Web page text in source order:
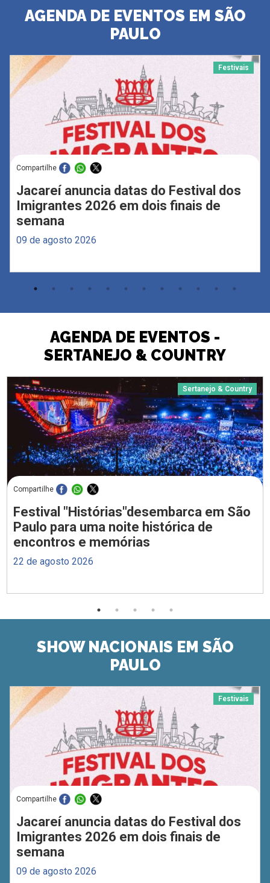
AGENDA DE EVENTOS EM SÃO
PAULO
Festivais
Compartilhe
Jacareí anuncia datas do Festival dos
Imigrantes 2026 em dois finais de
semana
09 de agosto 2026
AGENDA DE EVENTOS -
SERTANEJO & COUNTRY
Sertanejo & Country
Compartilhe
Festival "Histórias"desembarca em São
Paulo para uma noite histórica de
encontros e memórias
22 de agosto 2026
SHOW NACIONAIS EM SÃO
PAULO
Festivais
Compartilhe
Jacareí anuncia datas do Festival dos
Imigrantes 2026 em dois finais de
semana
09 de agosto 2026